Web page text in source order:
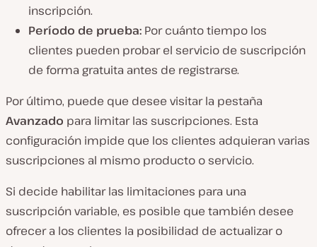
inscripción.
Período de prueba: Por cuánto tiempo los
clientes pueden probar el servicio de suscripción
de forma gratuita antes de registrarse.
Por último, puede que desee visitar la pestaña
Avanzado para limitar las suscripciones. Esta
configuración impide que los clientes adquieran varias
suscripciones al mismo producto o servicio.
Si decide habilitar las limitaciones para una
suscripción variable, es posible que también desee
ofrecer a los clientes la posibilidad de actualizar o